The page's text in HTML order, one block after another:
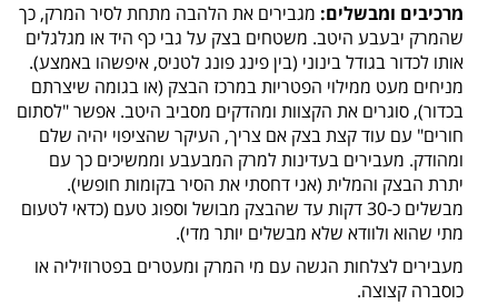
מרכיבים ומבשלים: מגבירים את הלהבה מתחת לסיר המרק, כך
שהמרק יבעבע היטב. משטחים בצק על גבי כף היד או מגלגלים
אותו לכדור בגודל בינוני (בין פינג פונג לטניס, איפשהו באמצע).
מניחים מעט ממילוי הפטריות במרכז הבצק (או בגומה שיצרתם
בכדור), סוגרים את הקצוות ומהדקים מסביב היטב. אפשר "לסתום
חורים" עם עוד קצת בצק אם צריך, העיקר שהציפוי יהיה שלם
ומהודק. מעבירים בעדינות למרק המבעבע וממשיכים כך עם
יתרת הבצק והמלית (אני דחסתי את הסיר בקומות חופשי).
מבשלים כ-30 דקות עד שהבצק מבושל וספוג טעם (כדאי לטעום
מתי שהוא ולוודא שלא מבשלים יותר מדי).
מעבירים לצלחות הגשה עם מי המרק ומעטרים בפטרוזיליה או
כוסברה קצוצה.